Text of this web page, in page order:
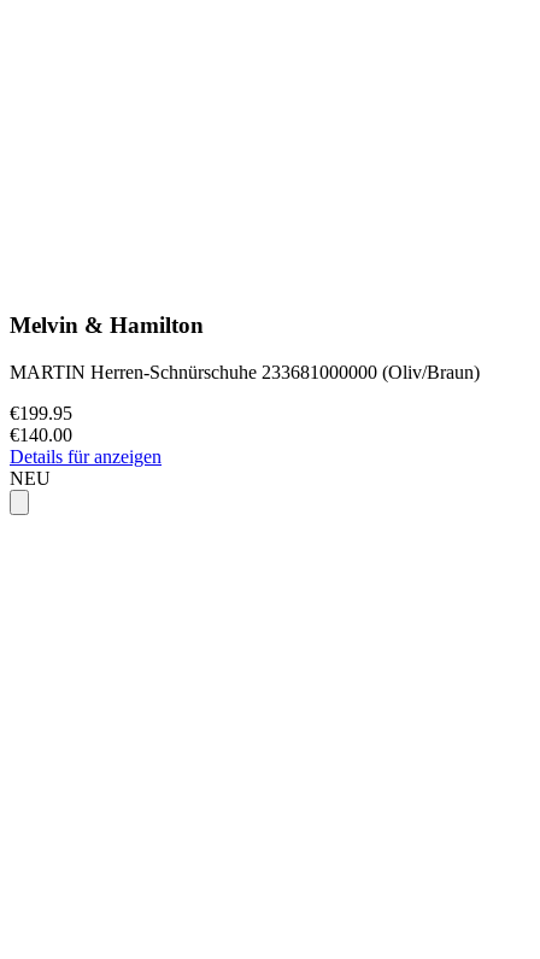
Melvin & Hamilton
MARTIN Herren-Schnürschuhe 233681000000 (Oliv/Braun)
€199.95
€140.00
Details für anzeigen
NEU